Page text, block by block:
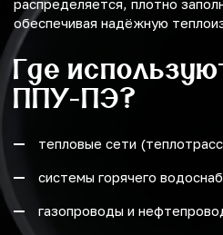
распределяется, плотно
обеспечивая надёжную
Где
ППУ-ПЭ?
тепловые сети
системы горячего
газопроводы и